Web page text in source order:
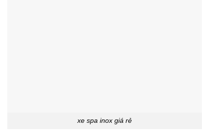
xe spa inox giá rẻ